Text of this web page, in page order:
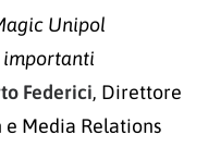
Unipol
importanti
Federici, Direttore
Media Relations